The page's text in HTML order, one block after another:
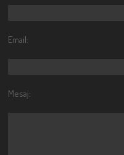
Email:
Mesaj: